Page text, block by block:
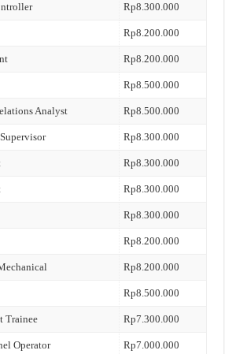
Rp8.300.000
Rp8.200.000
Rp8.200.000
Rp8.500.000
Analyst Rp8.500.000
Rp8.300.000
Rp8.300.000
Rp8.300.000
Rp8.300.000
Rp8.200.000
Rp8.200.000
Rp8.500.000
Trainee Rp7.300.000
Operator Rp7.000.000